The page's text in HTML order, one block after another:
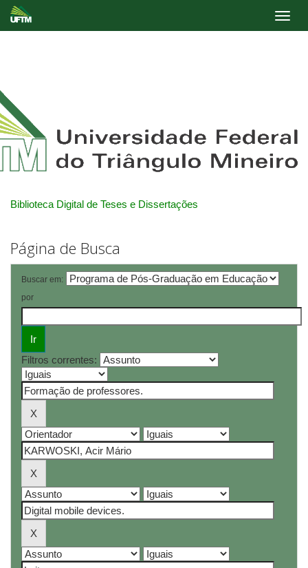
Biblioteca Digital de Teses e Dissertações
Página de Busca
Buscar em:
por
Filtros correntes: